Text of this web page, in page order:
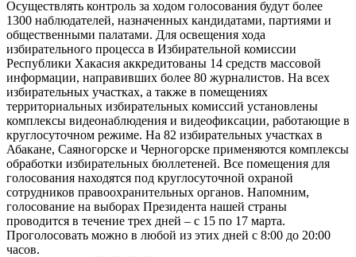
Осуществлять контроль за ходом голосования будут более
1300 наблюдателей, назначенных кандидатами, партиями и
общественными палатами. Для освещения хода
избирательного процесса в Избирательной комиссии
Республики Хакасия аккредитованы 14 средств массовой
информации, направивших более 80 журналистов. На всех
избирательных участках, а также в помещениях
территориальных избирательных комиссий установлены
комплексы видеонаблюдения и видеофиксации, работающие в
круглосуточном режиме. На 82 избирательных участках в
Абакане, Саяногорске и Черногорске применяются комплексы
обработки избирательных бюллетеней. Все помещения для
голосования находятся под круглосуточной охраной
сотрудников правоохранительных органов. Напомним,
голосование на выборах Президента нашей страны
проводится в течение трех дней – с 15 по 17 марта.
Проголосовать можно в любой из этих дней с 8:00 до 20:00
часов.